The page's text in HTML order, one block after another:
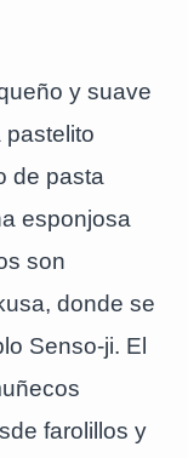
y suave
pastelito
de pasta
esponjosa
son
donde se
Senso-ji. El
farolillos y